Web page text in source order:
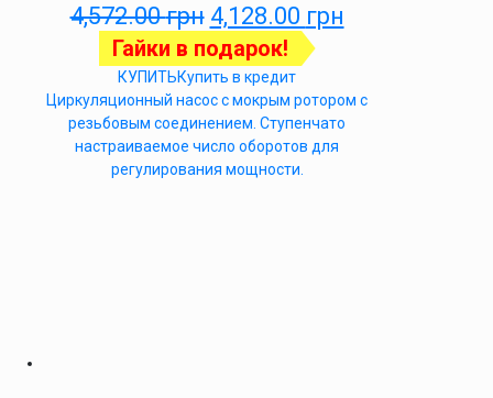
4,572.00грн 4,128.00 грн
Гайки в подарок!
КУПИТЬКупить в кредит
Циркуляционный насос с мокрым ротором с
резьбовым соединением. Ступенчато
настраиваемое число оборотов для
регулирования мощности.